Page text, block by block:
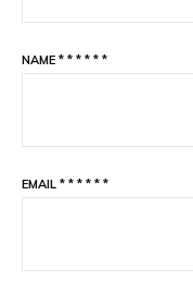
NAME * * * * * *
EMAIL * * * * * *